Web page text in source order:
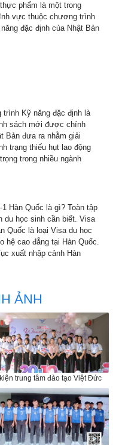
phẩm là một trong
vực thuộc chương trình
đặc định của Nhật Bản
trình Kỹ năng đặc định là
sách mới được chính
Bản đưa ra nhằm giải
trạng thiếu hụt lao động
trong nhiều ngành
1 Hàn Quốc là gì? Toàn tập
du học sinh cần biết. Visa
Quốc là loại Visa du học
hệ cao đẳng tại Hàn Quốc.
xuất nhập cảnh Hàn
ẢNH
trung tâm đào tạo Việt Đức